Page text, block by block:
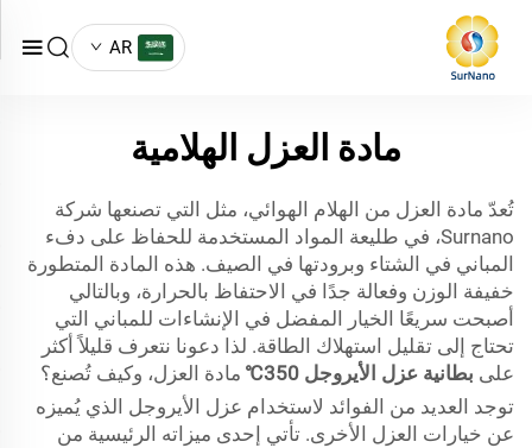
AR
مادة العزل الهلامية
تُعدّ مادة العزل من الهلام الهوائي، مثل التي تصنعها شركة
Surnano، في طليعة المواد المستخدمة للحفاظ على دفء
المباني في الشتاء وبرودتها في الصيف. هذه المادة المتطورة
خفيفة الوزن وفعالة جدًا في الاحتفاظ بالحرارة، وبالتالي
أصبحت سريعًا الخيار المفضل في الإنشاءات للمباني التي
تحتاج إلى تقليل استهلاك الطاقة. لذا دعونا نتعرف قليلاً أكثر
على بطانية عزل الأيروجل 350℃
مادة العزل، وكيف تُصنع؟
توجد العديد من الفوائد لاستخدام عزل الأيروجل الذي يُميزه
عن خيارات العزل الأخرى. تأتي إحدى ميزاته الرئيسية من